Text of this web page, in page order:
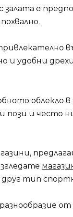
е
и удобни
облекло
пози и често
тип
от